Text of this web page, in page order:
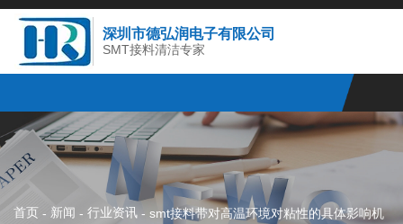
深圳市德弘润电子有限公司
SMT接料清洁专家
首页 - 新闻 - 行业资讯 - smt接料带对高温环境对粘性的具体影响机